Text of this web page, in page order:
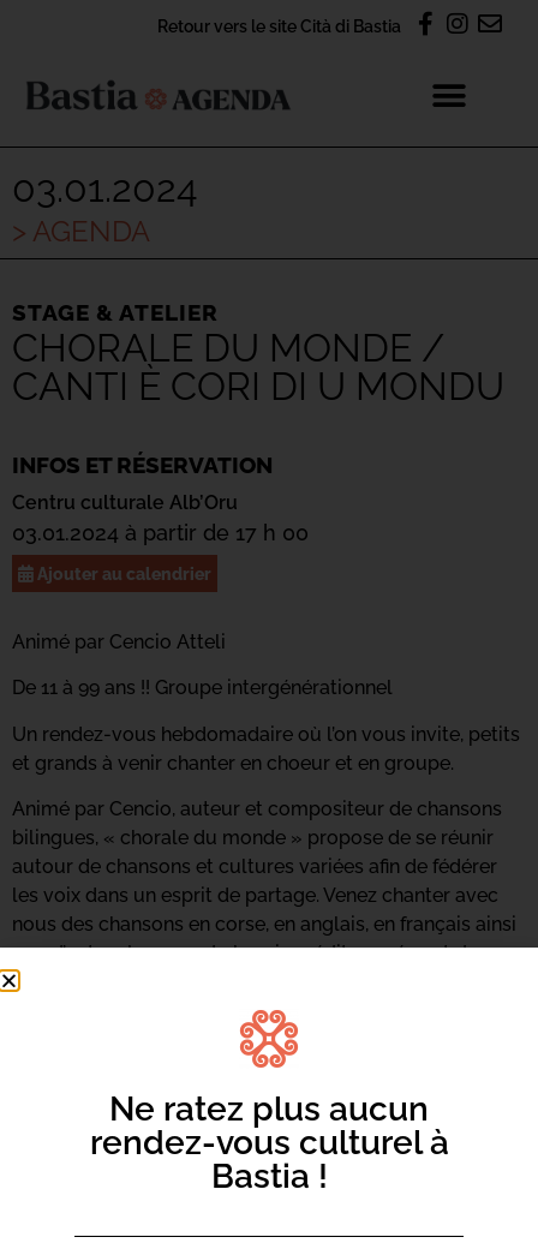
Retour vers le site Cità di Bastia
03.01.2024
> AGENDA
STAGE & ATELIER
CHORALE DU MONDE /
CANTI È CORI DI U MONDU
INFOS ET RÉSERVATION
Centru culturale Alb’Oru
03.01.2024 à partir de 17 h 00
Ajouter au calendrier
Animé par Cencio Atteli
De 11 à 99 ans !! Groupe intergénérationnel
Un rendez-vous hebdomadaire où l’on vous invite, petits
et grands à venir chanter en choeur et en groupe.
Animé par Cencio, auteur et compositeur de chansons
bilingues, « chorale du monde » propose de se réunir
autour de chansons et cultures variées afin de fédérer
les voix dans un esprit de partage. Venez chanter avec
nous des chansons en corse, en anglais, en français ainsi
que d’autres langues du bassin méditerranéen et du
reste du monde.
Contactez Marie-Claire Betti
inscriptions-culture@bastia.corsica
Ne ratez plus aucun
rendez-vous culturel à
Bastia !